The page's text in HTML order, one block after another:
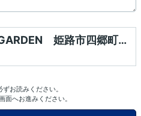
姫路市四郷町山脇第19
ずお読みください。
へお進みください。